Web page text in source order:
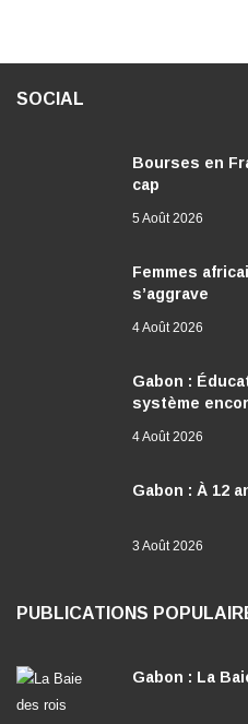
SOCIAL
Bourses en
cap
5 Août 2026
Femmes
s’aggrave
4 Août 2026
Gabon :
système
4 Août 2026
Gabon : À 12
3 Août 2026
PUBLICATIONS
Gabon : La